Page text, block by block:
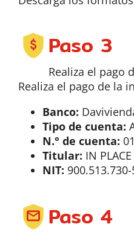
Paso 3
Realiza el pago
Realiza el pago de la
Banco:
Tipo de cuenta:
N.° de cuenta:
Titular: IN
NIT:
Paso 4